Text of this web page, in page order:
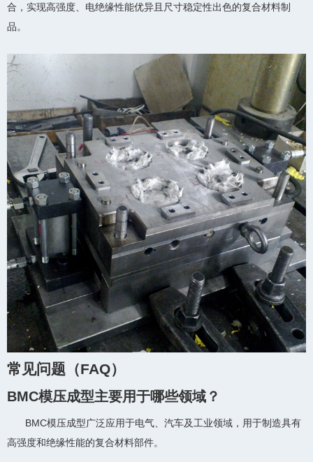
合，实现高强度、电绝缘性能优异且尺寸稳定性出色的复合材料制
品。
常见问题（FAQ）
BMC模压成型主要用于哪些领域？
BMC模压成型广泛应用于电气、汽车及工业领域，用于制造具有
高强度和绝缘性能的复合材料部件。